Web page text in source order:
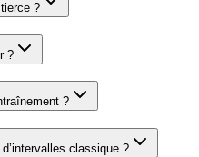
?
?
?
classique ?